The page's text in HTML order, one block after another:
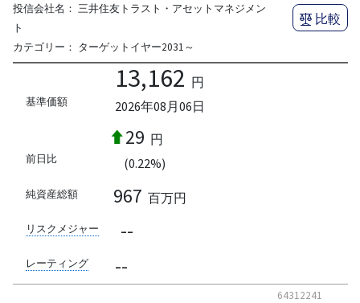
投信会社名： 三井住友トラスト・アセットマネジメン
ト
カテゴリー： ターゲットイヤー2031～
比較
基準価額
13,162 円
2026年08月06日
前日比
29 円
(0.22%)
純資産総額 967 百万円
リスクメジャー --
レーティング --
64312241